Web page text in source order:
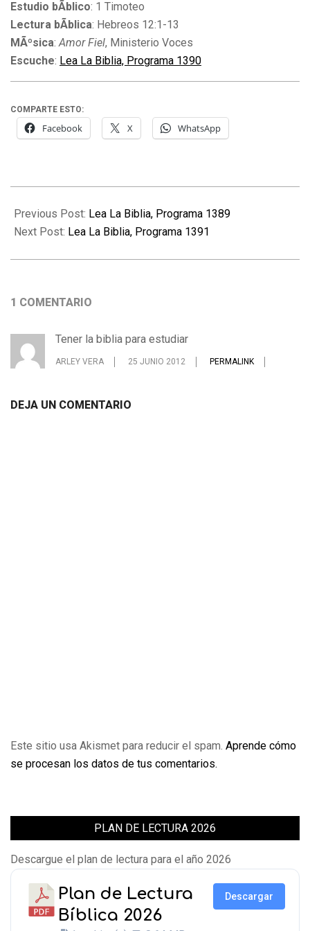
Estudio bÃ­blico: 1 Timoteo
Lectura bÃ­blica: Hebreos 12:1-13
MÃºsica:Amor Fiel, Ministerio Voces
Escuche: Lea La Biblia, Programa 1390
COMPARTE ESTO:
Facebook X WhatsApp
06-
22
Previous Post: Lea La Biblia, Programa 1389
Next Post: Lea La Biblia, Programa 1391
1 COMENTARIO
Tener la biblia para estudiar
ARLEY VERA 25 JUNIO 2012 PERMALINK
DEJA UN COMENTARIO
Este sitio usa Akismet para reducir el spam. Aprende cómo
se procesan los datos de tus comentarios.
PLAN DE LECTURA 2026
Descargue el plan de lectura para el año 2026
Plan de Lectura
Bíblica 2026
Descargar